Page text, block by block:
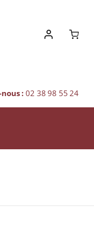
nous :02 38 98 55 24